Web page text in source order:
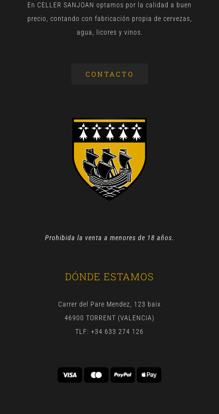
En CELLER SANJOAN optamos por la calidad a buen
precio, contando con fabricación propia de cervezas,
agua, licores y vinos.
CONTACTO
Prohibida la venta a menores de 18 años.
DÓNDE ESTAMOS
Carrer del Pare Mendez, 123 baix
46900 TORRENT (VALENCIA)
TLF: +34 633 274 126